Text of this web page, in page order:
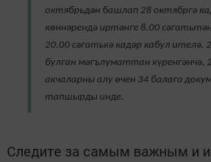
октябрьдән башлап 28 октябргә
көннәрендә иртәнге 8.00
20.00 сәгатькә кадәр кабул ителә.
булган мәгълүматтан күренгәнчә,
акчаларны алу өчен 34 балага
тапшырды инде.
Следите за самым важным и